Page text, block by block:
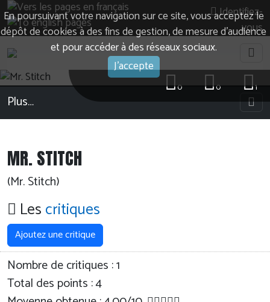
En poursuivant votre navigation sur ce site, vous acceptez le
dépôt de cookies à des fins de gestion, de mesure d’audience
et pour accéder à des réseaux sociaux.
J'accepte
Identifiez-
vous
1
0
0
Plus…
MR. STITCH
(Mr. Stitch)
Lescritiques
Ajoutez une critique
Nombre de critiques :1
Total des points : 4